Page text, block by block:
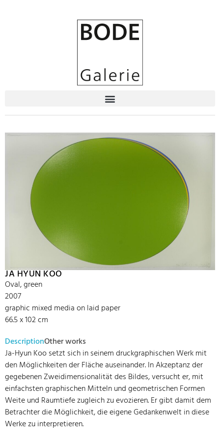
JA HYUN KOO
Oval, green
2007
graphic mixed media on laid paper
66.5 x 102 cm
DescriptionOther works
Ja-Hyun Koo setzt sich in seinem druckgraphischen Werk mit
den Möglichkeiten der Fläche auseinander. In Akzeptanz der
gegebenen Zweidimensionalität des Bildes, versucht er, mit
einfachsten graphischen Mitteln und geometrischen Formen
Weite und Raumtiefe zugleich zu evozieren. Er gibt damit dem
Betrachter die Möglichkeit, die eigene Gedankenwelt in diese
Werke zu interpretieren.